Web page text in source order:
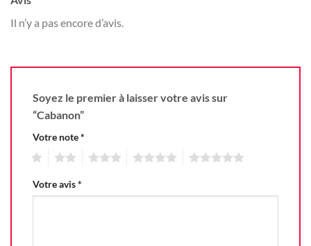
Il n’y a pas encore d’avis.
Soyez le premier à laisser votre avis sur
“Cabanon”
Votre note*
Votre avis*